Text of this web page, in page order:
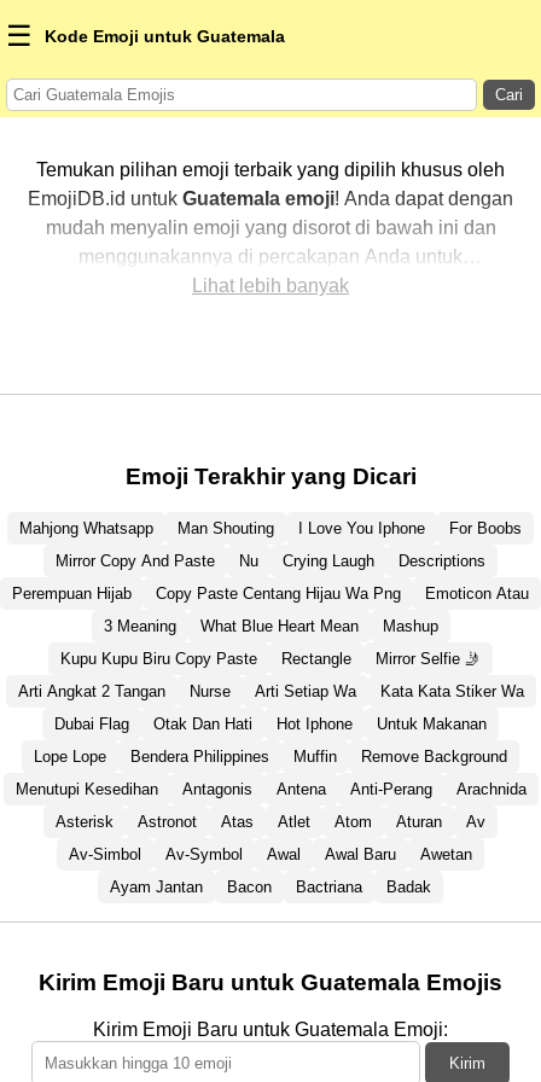
☰ Kode Emoji untuk Guatemala
Cari
Temukan pilihan emoji terbaik yang dipilih khusus oleh
EmojiDB.id untuk Guatemala emoji! Anda dapat dengan
mudah menyalin emoji yang disorot di bawah ini dan
menggunakannya di percakapan Anda untuk
menambahkan sentuhan pribadi. Kami telah
baru dalam mengekspresikanGuatemala dengan
Lihat lebih banyak
Emoji Terakhir yang Dicari
Mahjong Whatsapp Man Shouting I Love You Iphone
For Boobs
Mirror Copy And Paste
Nu Crying Laugh
Descriptions
Perempuan Hijab
Copy Paste Centang Hijau Wa Png
Emoticon Atau
3 Meaning
What Blue Heart Mean
Mashup
Kupu Kupu Biru Copy Paste
Rectangle
Mirror Selfie 🤳
Arti Angkat 2 Tangan
Nurse Arti Setiap Wa
Kata Kata Stiker Wa
Dubai Flag
Otak Dan Hati Hot Iphone
Untuk Makanan
Lope Lope
Bendera Philippines Muffin
Remove Background
Menutupi Kesedihan
Antagonis Antena Anti-Perang
Arachnida
Asterisk
Astronot Atas Atlet Atom Aturan
Av
Av-Simbol
Av-Symbol Awal Awal Baru
Awetan
Ayam Jantan
Bacon Bactriana Badak
Kirim Emoji Baru untuk Guatemala Emojis
Kirim Emoji Baru untuk Guatemala Emoji:
Kirim